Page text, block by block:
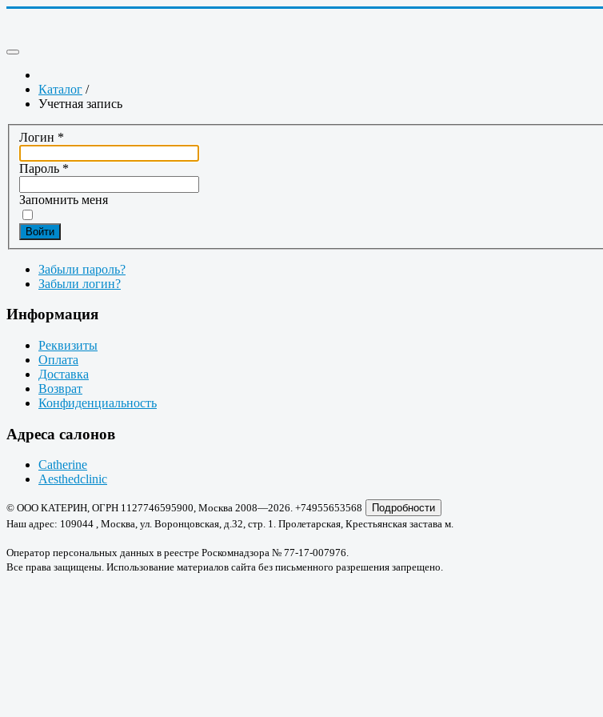
Каталог /
Учетная запись
Логин *
Пароль *
Запомнить меня
Войти
Забыли пароль?
Забыли логин?
Информация
Реквизиты
Оплата
Доставка
Возврат
Конфиденциальность
Адреса салонов
Catherine
Aesthedclinic
© ООО КАТЕРИН, ОГРН 1127746595900, Москва 2008—2026. +74955653568
Подробности
Наш адрес: 109044 , Москва, ул. Воронцовская, д.32, стр. 1. Пролетарская, Крестьянская застава м.
Оператор персональных данных в реестре Роскомнадзора № 77-17-007976.
Все права защищены. Использование материалов сайта без письменного разрешения запрещено.